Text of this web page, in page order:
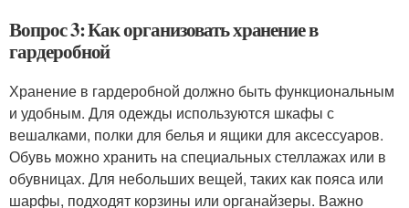
Вопрос 3: Как организовать хранение в
гардеробной
Хранение в гардеробной должно быть функциональным
и удобным. Для одежды используются шкафы с
вешалками, полки для белья и ящики для аксессуаров.
Обувь можно хранить на специальных стеллажах или в
обувницах. Для небольших вещей, таких как пояса или
шарфы, подходят корзины или органайзеры. Важно